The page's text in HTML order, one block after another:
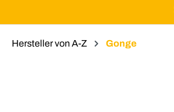
Hersteller von A-Z Gonge